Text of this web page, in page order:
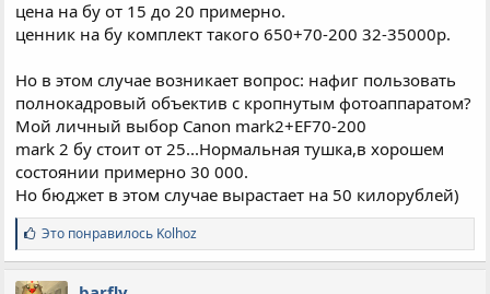
цена на бу от 15 до 20 примерно.
ценник на бу комплект такого 650+70-200 32-35000р.
Но в этом случае возникает вопрос: нафиг пользовать
полнокадровый объектив с кропнутым фотоаппаратом?
Мой личный выбор Canon mark2+EF70-200
mark 2 бу стоит от 25...Нормальная тушка,в хорошем
состоянии примерно 30 000.
Но бюджет в этом случае вырастает на 50 килорублей)
С
и
м
п
Это понравилось Kolhoz